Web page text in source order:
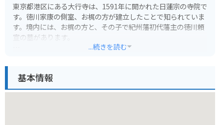
東京都港区にある大行寺は、1591年に開かれた日蓮宗の寺院で
す。徳川家康の側室、お梶の方が建立したことで知られていま
す。境内には、お梶の方と、その子で紀州藩初代藩主の徳川頼
宣の墓があります。
る建造物や、手入れの行き届いた庭園があり、落ち着いた時間
を過ごすことができます。
...続きを読む
基本情報